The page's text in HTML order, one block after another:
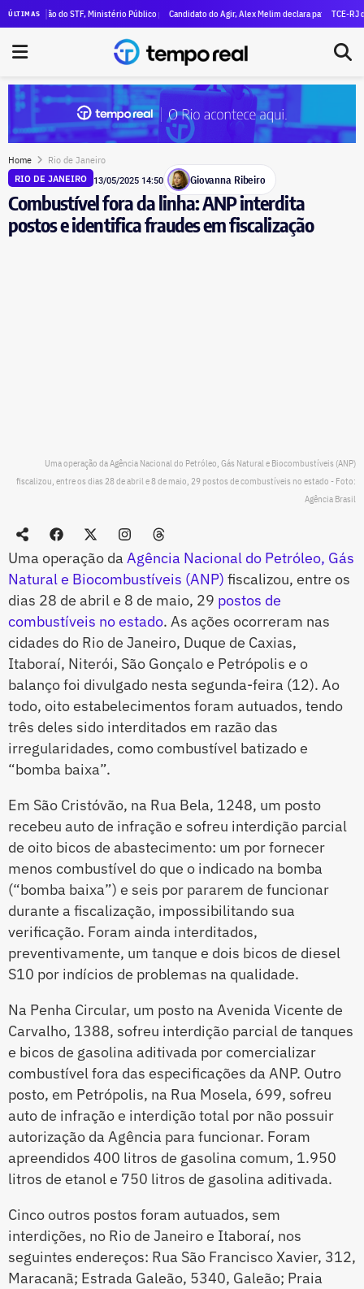
ÚLTIMAS
R$ 47 milhões em patrimônio
do STF, Ministério Público pede execução da condenação e da inelegibilidade de Garotinho
Candidato do Agir, Alex Melim declara patrimônio de R$ 30
TCE-RJ devassa
Home Rio de Janeiro
RIO DE JANEIRO 13/05/2025 14:50 Giovanna Ribeiro
Combustível fora da linha: ANP interdita
postos e identifica fraudes em fiscalização
Uma operação da Agência Nacional do Petróleo, Gás Natural e Biocombustíveis (ANP)
fiscalizou, entre os dias 28 de abril e 8 de maio, 29 postos de combustíveis no estado - Foto:
Agência Brasil
Uma operação da Agência Nacional do Petróleo, Gás
Natural e Biocombustíveis (ANP) fiscalizou, entre os
dias 28 de abril e 8 de maio, 29 postos de
combustíveis no estado. As ações ocorreram nas
cidades do Rio de Janeiro, Duque de Caxias,
Itaboraí, Niterói, São Gonçalo e Petrópolis e o
balanço foi divulgado nesta segunda-feira (12). Ao
todo, oito estabelecimentos foram autuados, tendo
três deles sido interditados em razão das
irregularidades, como combustível batizado e
“bomba baixa”.
Em São Cristóvão, na Rua Bela, 1248, um posto
recebeu auto de infração e sofreu interdição parcial
de oito bicos de abastecimento: um por fornecer
menos combustível do que o indicado na bomba
(“bomba baixa”) e seis por pararem de funcionar
durante a fiscalização, impossibilitando sua
verificação. Foram ainda interditados,
preventivamente, um tanque e dois bicos de diesel
S10 por indícios de problemas na qualidade.
Na Penha Circular, um posto na Avenida Vicente de
Carvalho, 1388, sofreu interdição parcial de tanques
e bicos de gasolina aditivada por comercializar
combustível fora das especificações da ANP. Outro
posto, em Petrópolis, na Rua Mosela, 699, sofreu
auto de infração e interdição total por não possuir
autorização da Agência para funcionar. Foram
apreendidos 400 litros de gasolina comum, 1.950
litros de etanol e 750 litros de gasolina aditivada.
Cinco outros postos foram autuados, sem
interdições, no Rio de Janeiro e Itaboraí, nos
seguintes endereços: Rua São Francisco Xavier, 312,
Maracanã; Estrada Galeão, 5340, Galeão; Praia